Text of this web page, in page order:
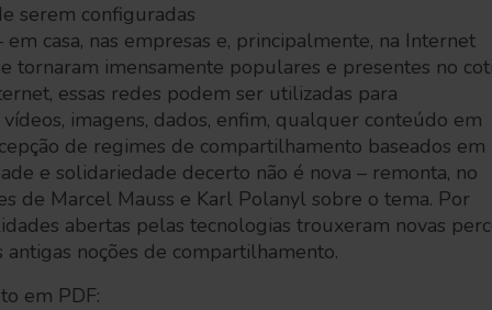
serem configuradas
casa, nas empresas e, principalmente, na Internet
tornaram imensamente populares e presentes no
essas redes podem ser utilizadas para
imagens, dados, enfim, qualquer conteúdo em
de regimes de compartilhamento baseados em
e solidariedade decerto não é nova – remonta, no
de Marcel Mauss e Karl Polanyl sobre o tema. Por
abertas pelas tecnologias trouxeram novas
noções de compartilhamento.
em PDF: